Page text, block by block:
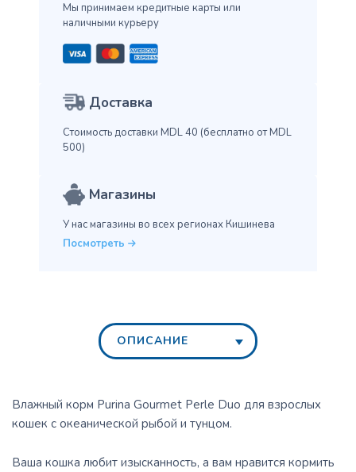
Мы принимаем кредитные карты или
наличными курьеру
Доставка
Стоимость доставки MDL 40 (бесплатно от MDL
500)
Магазины
У нас магазины во всех регионах Кишинева
Посмотреть
ОПИСАНИЕ
Влажный корм Purina Gourmet Perle Duo для взрослых
кошек с океанической рыбой и тунцом.
Ваша кошка любит изысканность, а вам нравится кормить